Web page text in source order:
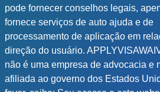
pode fornecer conselhos legais,
fornece serviços de auto ajuda e de
processamento de aplicação em
direção do usuário.
não é uma empresa de advocacia e
afiliada ao governo dos Estados